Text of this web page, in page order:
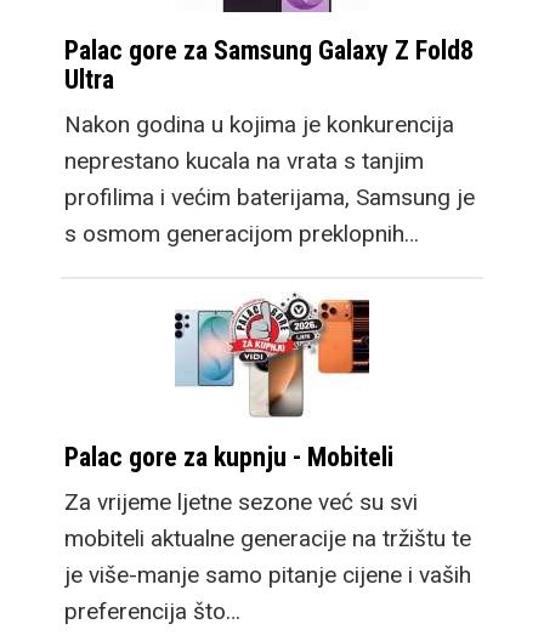
pronašli kod manjeg
Flip modela, a veći Fold
kojim se oni ne bave.
Tako je došlo do
promjene u lineupu ove
godine te tradicionalan
kojem je postao poznat,
uz niz poboljšanja
kakve već očekujemo
za godišnju
nadogradnju. Zatim
dosadašnji Fold model
postaje Fold Ultra,
također donoseći
Palac gore za Samsung Galaxy Z Fold8
Ultra
Nakon godina u kojima je konkurencija
neprestano kucala na vrata s tanjim
profilima i većim baterijama, Samsung je
s osmom generacijom preklopnih…
Palac gore za kupnju - Mobiteli
Za vrijeme ljetne sezone već su svi
mobiteli aktualne generacije na tržištu te
je više-manje samo pitanje cijene i vaših
preferencija što…